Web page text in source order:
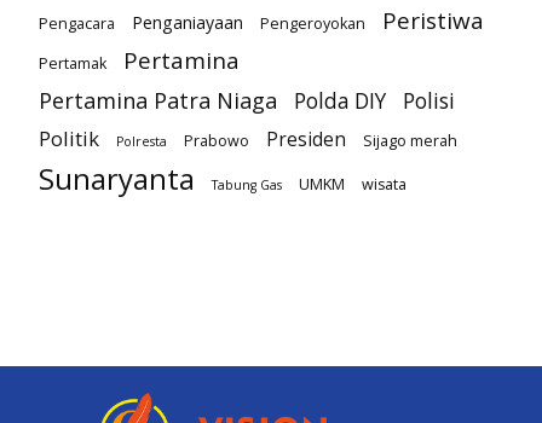
Pengacara Penganiayaan Pengeroyokan Peristiwa
Pertamak Pertamina
Pertamina Patra Niaga Polda DIY
Polisi
Politik
Polresta Prabowo Presiden Sijago merah
Sunaryanta Tabung Gas UMKM wisata